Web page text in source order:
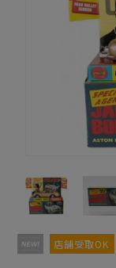
店舗受取OK